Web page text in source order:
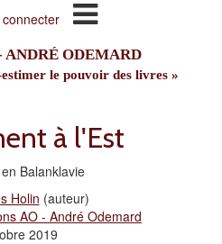
ANDRÉ ODEMARD
le pouvoir des livres »
à l'Est
Balanklavie
Holin (auteur)
AO - André Odemard
2019